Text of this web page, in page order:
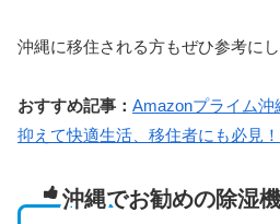
沖縄に移住される方もぜひ参考にし
おすすめ記事： Amazonプライム
抑えて快適生活、移住者にも必見！
沖縄でお勧めの除湿